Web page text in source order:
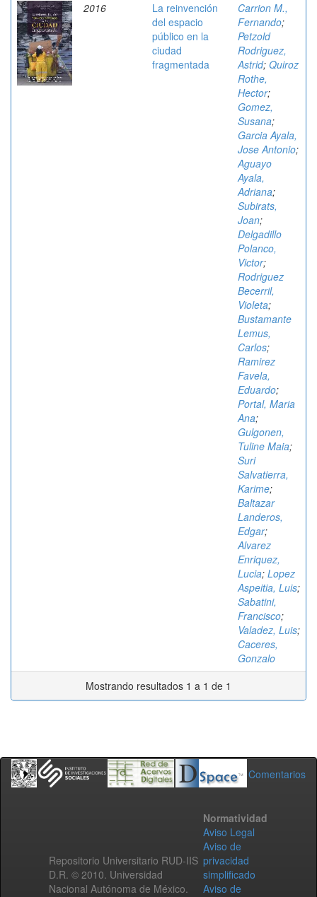
2016
La reinvención
del espacio
público en la
ciudad
fragmentada
Carrion M.,
Fernando;
Petzold
Rodriguez,
Astrid; Quiroz
Rothe,
Hector;
Gomez,
Susana;
Garcia Ayala,
Jose Antonio;
Aguayo
Ayala,
Adriana;
Subirats,
Joan;
Delgadillo
Polanco,
Victor;
Rodriguez
Becerril,
Violeta;
Bustamante
Lemus,
Carlos;
Ramirez
Favela,
Eduardo;
Portal, Maria
Ana;
Gulgonen,
Tuline Maia;
Suri
Salvatierra,
Karime;
Baltazar
Landeros,
Edgar;
Alvarez
Enriquez,
Lucia; Lopez
Aspeitia, Luis;
Sabatini,
Francisco;
Valadez, Luis;
Caceres,
Gonzalo
Mostrando resultados 1 a 1 de 1
Comentarios
Repositorio Universitario RUD-IIS
D.R. © 2010. Universidad
Nacional Autónoma de México.
Normatividad
Aviso Legal
Aviso de
privacidad
simplificado
Aviso de